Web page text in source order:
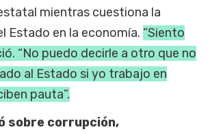
mientras cuestiona la
Estado en la economía. “Siento
“No puedo decirle a otro que no
al Estado si yo trabajo en
pauta”.
sobre corrupción,